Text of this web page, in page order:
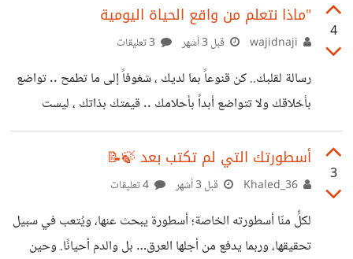
اشتراكًا في شارة التحقق بمبلغ رمزي يُدفع شهريًّا، وأصبح الجميع
الآن يمكنه أن يوثق حسابه مقابل مبلغ يدفعه شهريًّا، وهو إلى
الآن أمرٌ اختياري. لكن أود أن أُصدمكم أن التوثيق لن يكون
اختياريًّا في المستقبل القريب، وإنما سيكون إجباريًّا لبقائك على
فيسبوك، وقد وقع في قلبي هذا الأمر منذ أن أطلق
4
"ماذا نتعلم من واقع الحياة اليومية
قبل 3 أشهر
رسالة لقلبك.. كن قنوعاً بما لديك ، شغوفاً إلى ما تطمح .. تواضع
بأخلاقك ولا تتواضع أبداً بأحلامك .. قيمتك بذاتك ، ليست
بالأخرين ، قيمتك بما تعطيه لغيرك.. إبدأ في أي وقت وأي لحظة
وأي عُمر ، ليس للبدايات وقت وليس للطموحات سقف .. لاتحزن
اذا حرمت من شيء تمنيته ، وظننت أنك مظلوم.. فالله لايظلم ،
حرم على نفسه الظلم وجعله بيننا محرماً ، إنّما يوزع الأرزاق
بحكمته وعلمه سبحانه.. فبعضنا رزق المال ، وبعضنا الولد البار ،
3
أسطورتك التي لم تكتب بعد 🍃📝
قبل 3 أشهر
لكلٍّ منّا أسطورته الخاصة؛ أسطورة يبحث عنها، ويُتعب في سبيل
تحقيقها، وربما يدفع من أجلها العرق… بل والدم أحيانًا. وحين